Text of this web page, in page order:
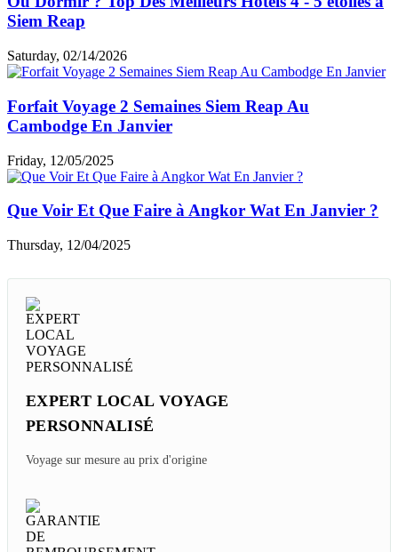
Siem Reap
Saturday, 02/14/2026
Forfait Voyage 2 Semaines Siem Reap Au
Cambodge En Janvier
Friday, 12/05/2025
Que Voir Et Que Faire à Angkor Wat En Janvier ?
Thursday, 12/04/2025
EXPERT LOCAL VOYAGE
PERSONNALISÉ
Voyage sur mesure au prix d'origine